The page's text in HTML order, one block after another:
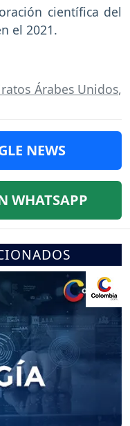
científica del
el 2021.
Árabes Unidos,
NEWS
WHATSAPP